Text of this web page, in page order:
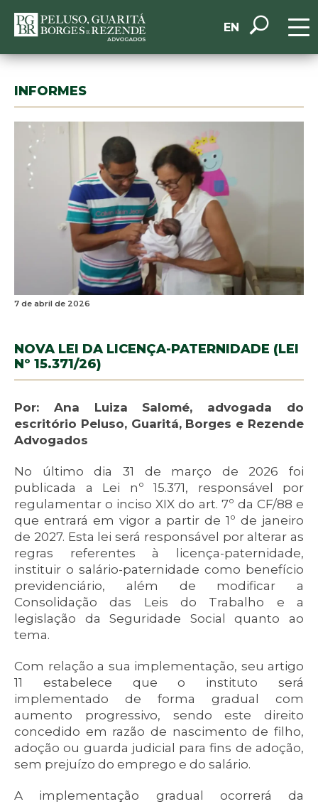
EN
INFORMES
7 de abril de 2026
NOVA LEI DA LICENÇA-PATERNIDADE (LEI
Nº 15.371/26)
Por: Ana Luiza Salomé, advogada do
escritório Peluso, Guaritá, Borges e Rezende
Advogados
No último dia 31 de março de 2026 foi
publicada a Lei nº 15.371, responsável por
regulamentar o inciso XIX do art. 7º da CF/88 e
que entrará em vigor a partir de 1º de janeiro
de 2027. Esta lei será responsável por alterar as
regras referentes à licença-paternidade,
instituir o salário-paternidade como benefício
previdenciário, além de modificar a
Consolidação das Leis do Trabalho e a
legislação da Seguridade Social quanto ao
tema.
Com relação a sua implementação, seu artigo
11 estabelece que o instituto será
implementado de forma gradual com
aumento progressivo, sendo este direito
concedido em razão de nascimento de filho,
adoção ou guarda judicial para fins de adoção,
sem prejuízo do emprego e do salário.
A implementação gradual ocorrerá da